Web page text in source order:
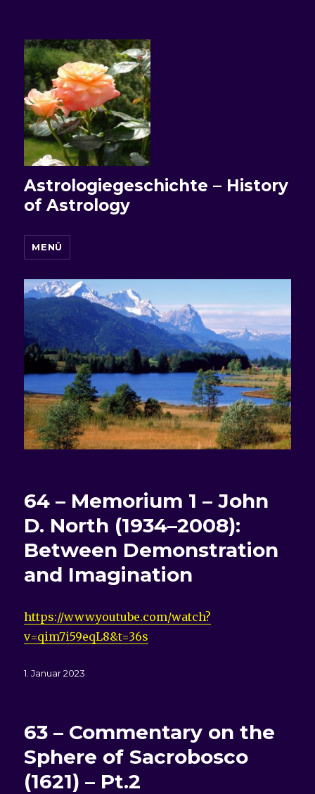
Astrologiegeschichte – History
of Astrology
MENÜ
64 – Memorium 1 – John
D. North (1934–2008):
Between Demonstration
and Imagination
https://www.youtube.com/watch?
v=qim7i59eqL8&t=36s
Veröffentlicht
1. Januar 2023
63 – Commentary on the
Sphere of Sacrobosco
(1621) – Pt.2